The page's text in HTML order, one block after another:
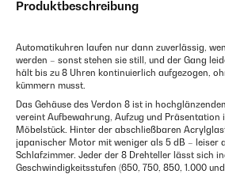
Produktbeschreibung
Automatikuhren laufen nur dann zuverlässig,
werden – sonst stehen sie still, und der Gang
hält bis zu 8 Uhren kontinuierlich aufgezogen,
kümmern musst.
Das Gehäuse des Verdon 8 ist in
vereint Aufbewahrung, Aufzug und Präsentation
Möbelstück. Hinter der abschließbaren
japanischer Motor mit weniger als 5 dB – leiser
Schlafzimmer. Jeder der 8 Drehteller lässt sich
Geschwindigkeitsstufen (650, 750, 850, 1.000